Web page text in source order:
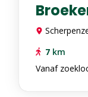
7 km
Vanaf